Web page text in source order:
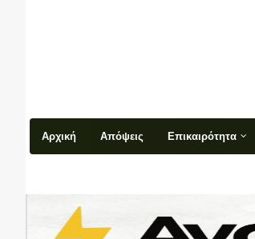
Αρχική Απόψεις Επικαιρότητα